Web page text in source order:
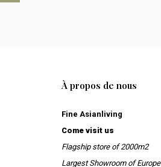
À propos de nous
Fine Asianliving
Come visit us
Flagship store of 2000m2
Largest Showroom of Europe